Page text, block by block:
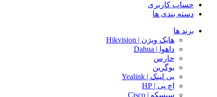
حساب کاربری
دسته بندی ها
برند ها
هایک ویژن | Hikvision
داهوا | Dahua
حارس
یوگرین
یی لینک | Yealink
اچ پی | HP
سیسکو | Cisco